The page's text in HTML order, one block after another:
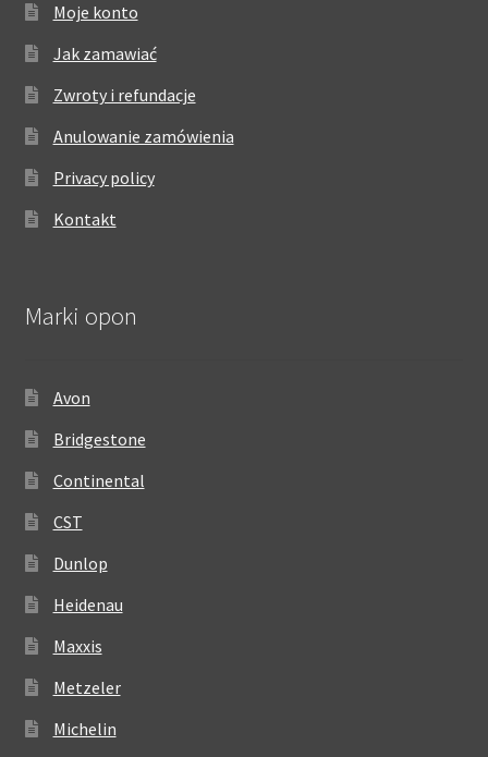
Moje konto
Jak zamawiać
Zwroty i refundacje
Anulowanie zamówienia
Privacy policy
Kontakt
Marki opon
Avon
Bridgestone
Continental
CST
Dunlop
Heidenau
Maxxis
Metzeler
Michelin